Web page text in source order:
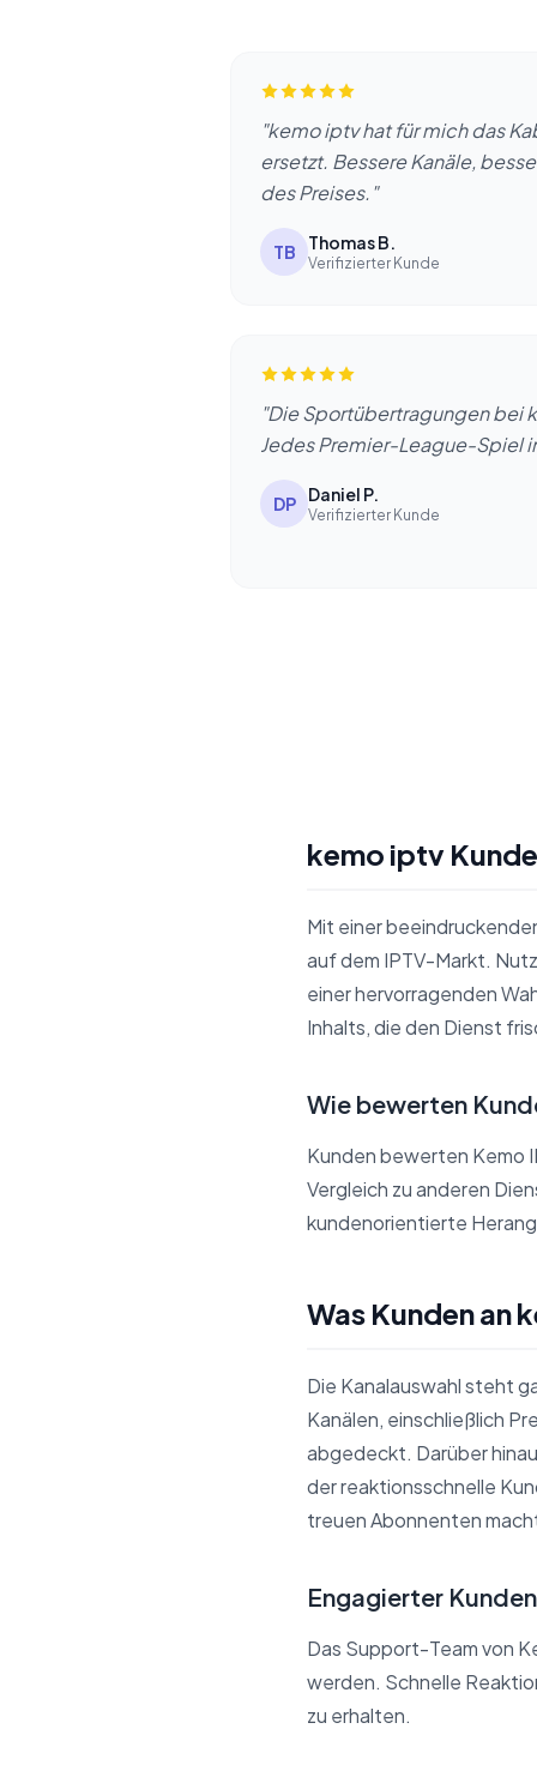
"kemo iptv hat für mich das
ersetzt. Bessere Kanäle,
des Preises."
TB Thomas B.
Verifizierter Kunde
"Die Sportübertragungen bei
Jedes Premier-League-Spiel
DP Daniel P.
Verifizierter Kunde
kemo iptv
Mit einer
auf dem IPTV-Markt.
einer hervorragenden
Inhalts, die den Dienst
Wie bewerten
Kunden bewerten Kemo
Vergleich zu anderen
kundenorientierte
Was Kunden an
Die Kanalauswahl steht
Kanälen, einschließlich
abgedeckt. Darüber
der reaktionsschnelle
treuen Abonnenten
Engagierter
Das Support-Team von
werden. Schnelle
zu erhalten.